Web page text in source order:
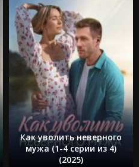
Как уволить неверного
мужа (1-4 серии из 4)
(2025)